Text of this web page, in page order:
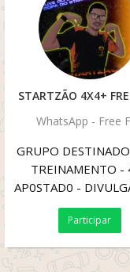
STARTZÃO 4X4+
WhatsApp - Free
GRUPO
TREINAMENTO -
AP0STAD0 -
de LIVES DE FREE
DIVULGAÇÕES
Participar